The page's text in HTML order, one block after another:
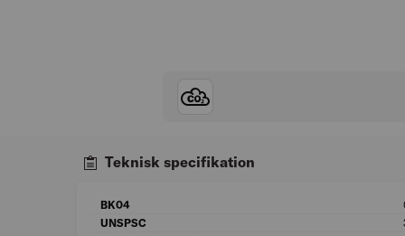
Teknisk specifikation
BK04
UNSPSC